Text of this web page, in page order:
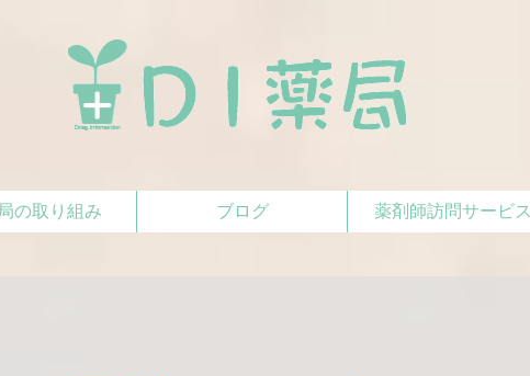
の取り組み ブログ 薬剤師訪問サービス